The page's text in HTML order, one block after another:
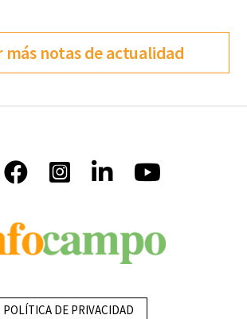
más notas de actualidad
POLÍTICA DE PRIVACIDAD